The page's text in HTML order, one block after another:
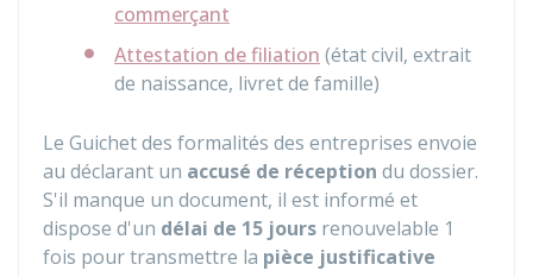
commerçant
Attestation de filiation (état civil, extrait
de naissance, livret de famille)
Le Guichet des formalités des entreprises envoie
au déclarant un accusé de réception du dossier.
S'il manque un document, il est informé et
dispose d'un délai de 15 jours renouvelable 1
fois pour transmettre la pièce justificative